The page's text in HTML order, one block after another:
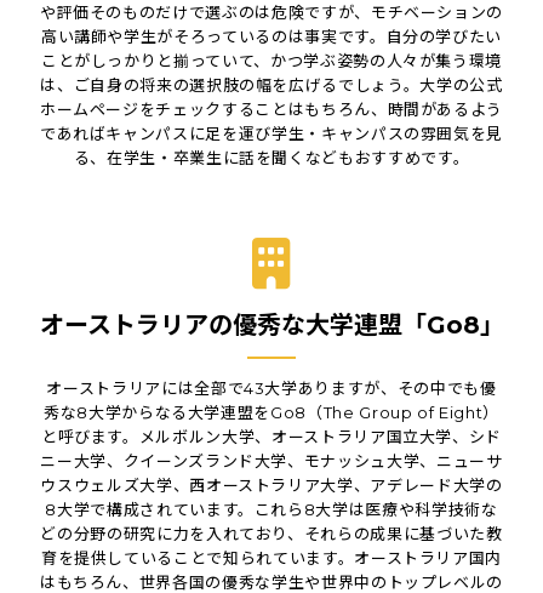
や評価そのものだけで選ぶのは危険ですが、モチベーションの
高い講師や学生がそろっているのは事実です。自分の学びたい
ことがしっかりと揃っていて、かつ学ぶ姿勢の人々が集う環境
は、ご自身の将来の選択肢の幅を広げるでしょう。大学の公式
ホームページをチェックすることはもちろん、時間があるよう
であればキャンパスに足を運び学生・キャンパスの雰囲気を見
る、在学生・卒業生に話を聞くなどもおすすめです。
オーストラリアの優秀な大学連盟「Go8」
オーストラリアには全部で43大学ありますが、その中でも優
秀な8大学からなる大学連盟をGo8（The Group of Eight）
と呼びます。メルボルン大学、オーストラリア国立大学、シド
ニー大学、クイーンズランド大学、モナッシュ大学、ニューサ
ウスウェルズ大学、西オーストラリア大学、アデレード大学の
8大学で構成されています。これら8大学は医療や科学技術な
どの分野の研究に力を入れており、それらの成果に基づいた教
育を提供していることで知られています。オーストラリア国内
はもちろん、世界各国の優秀な学生や世界中のトップレベルの